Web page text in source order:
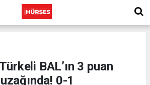
BAL’ın 3 puan
uzağında! 0-1